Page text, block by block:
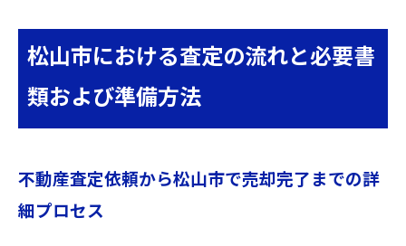
松山市における査定の流れと必要書
類および準備方法
不動産査定依頼から松山市で売却完了までの詳
細プロセス